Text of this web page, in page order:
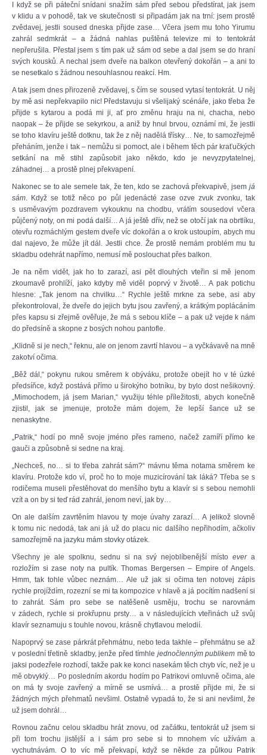
I když se při páteční snídani snažím sám před sebou předstírat, jak jsem
v klidu a v pohodě, tak ve skutečnosti si připadám jak na trní: jsem prostě
zvědavej, jestli soused dneska přijde zase… Včera jsem mu toho Yirumu
zahrál sedmkrát – a žádná nahlas puštěná televize mi to tentokrát
nepřerušila. Přestal jsem s tím pak už sám od sebe a dal jsem se do hraní
svých kousků. A nechal jsem dveře na balkon otevřený dokořán – a ani to
se nesetkalo s žádnou nesouhlasnou reakcí. Hm.
A tak jsem dnes přirozeně zvědavej, s čím se soused vytasí tentokrát. U něj
by mě asi nepřekvapilo nic! Představuju si všelijaký scénáře, jako třeba že
přijde s kytarou a podá mi ji, ať pro změnu hraju na ni, chacha, nebo
naopak – že přijde se sekyrkou, a aniž by hnul brvou, oznámí mi, že jestli
se toho klavíru ještě dotknu, tak že z něj nadělá třísky… Ne, to samozřejmě
přeháním, jenže i tak – nemůžu si pomoct, ale i během těch pár kraťučkých
setkání na mě stihl zapůsobit jako někdo, kdo je nevyzpytatelnej,
záhadnej… a prostě plnej překvapení.
Nakonec se to ale semele tak, že ten, kdo se zachová překvapivě, jsem já
sám. Když se totiž něco po půl jedenácté zase ozve zvuk zvonku, tak
s usměvavým pozdravem vykouknu na chodbu, vrátím sousedovi včera
půjčený noty, on mi podá další… A já ještě dřív, než se otočí jak na obrtlíku,
otevřu rozmáchlým gestem dveře víc dokořán a o krok ustoupím, abych mu
dal najevo, že může jít dál. Jestli chce. Že prostě nemám problém mu tu
skladbu odehrát napřímo, nemusí mě poslouchat přes balkon.
Je na něm vidět, jak ho to zarazí, asi pět dlouhých vteřin si mě jenom
zkoumavě prohlíží, jako kdyby mě viděl poprvý v životě… A pak potichu
hlesne: „Tak jenom na chvilku…“ Rychle ještě mrkne za sebe, asi aby
překontroloval, že dveře do jejich bytu jsou zavřený, a krátkým poplácáním
přes kapsu si zřejmě ověřuje, že má s sebou klíče – a pak už vejde k nám
do předsíně a skopne z bosých nohou pantofle.
„Klidně si je nech,“ řeknu, ale on jenom zavrtí hlavou – a vyčkávavě na mně
zakotví očima.
„Běž dál,“ pokynu rukou směrem k obýváku, protože obejít ho v té úzké
předsíňce, když postává přímo u širokýho botníku, by bylo dost nešikovný.
„Mimochodem, já jsem Marian,“ využiju téhle příležitosti, abych konečně
zjistil, jak se jmenuje, protože mám dojem, že lepší šance už se
nenaskytne.
„Patrik,“ hodí po mně svoje jméno přes rameno, načež zamíří přímo ke
gauči a způsobně si sedne na kraj.
„Nechceš, no… si to třeba zahrát sám?“ mávnu těma notama směrem ke
klavíru. Protože kdo ví, proč ho to moje muzicírování tak láká? Třeba se s
rodičema museli přestěhovat do menšího bytu a klavír si s sebou nemohli
vzít a on by si teď rád zahrál, jenom neví, jak by…
On ale dalším zavrtěním hlavou ty moje úvahy zarazí… A jelikož slovně
k tomu nic nedodá, tak ani já už do placu nic dalšího nepřihodím, ačkoliv
samozřejmě na jazyku mám stovky otázek.
Všechny je ale spolknu, sednu si na svý nejoblíbenější místoevera
rozložím si zase noty na pultík. Thomas Bergersen – Empire of Angels.
Hmm, tak tohle vůbec neznám… Ale už jak si očima ten notovej zápis
rychle projíždím, rozezní se mi ta kompozice v hlavě a já pocítím nadšení si
to zahrát. Sám pro sebe se natěšeně usměju, trochu se narovnám
v zádech, rychle si prokřupnu prsty… a v následujících vteřinách už svůj
klavír seznamuju s touhle novou, krásně chytlavou melodií.
Napoprvý se zase párkrát přehmátnu, nebo teda takhle – přehmátnu se až
v poslední třetině skladby, jenže před tímhle jednočlenným publikem mě to
jaksi podezřele rozhodí, takže pak ke konci nasekám těch chyb víc, než je u
mě obvyklý… Po posledním akordu hodím po Patrikovi omluvně očima, ale
on má ty svoje zavřený a mírně se usmívá… a prostě přijde mi, že si
žádných mých přehmatů nevšiml. Ostatně vypadá to, že si ani nevšiml, že
už jsem dohrál…
Rovnou začnu celou skladbu hrát znovu, od začátku, tentokrát už jsem si
při tom trochu jistější a i sám pro sebe si to mnohem víc užívám a
vychutnávám. O to víc mě překvapí, když se někde za půlkou Patrik